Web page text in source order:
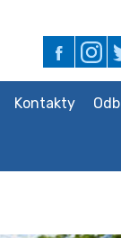
Kontakty